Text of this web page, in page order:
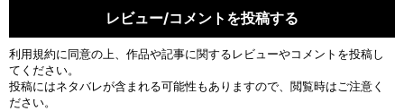
レビュー/コメントを投稿する
利用規約に同意の上、作品や記事に関するレビューやコメントを投稿し
てください。
投稿にはネタバレが含まれる可能性もありますので、閲覧時はご注意く
ださい。